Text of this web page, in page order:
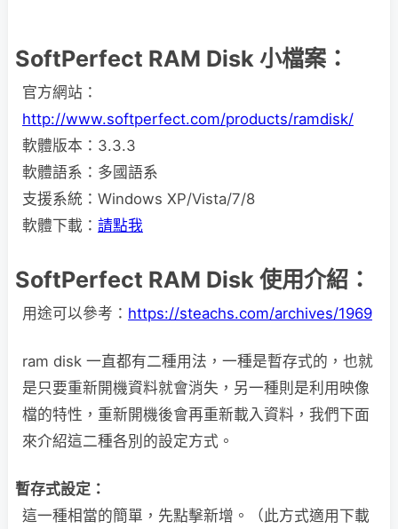
SoftPerfect RAM Disk 小檔案：
官方網站：
http://www.softperfect.com/products/ramdisk/
軟體版本：3.3.3
軟體語系：多國語系
支援系統：Windows XP/Vista/7/8
軟體下載： 請點我
SoftPerfect RAM Disk 使用介紹：
用途可以參考： https://steachs.com/archives/1969
ram disk 一直都有二種用法，一種是暫存式的，也就
是只要重新開機資料就會消失，另一種則是利用映像
檔的特性，重新開機後會再重新載入資料，我們下面
來介紹這二種各別的設定方式。
暫存式設定：
這一種相當的簡單，先點擊新增。（此方式適用下載